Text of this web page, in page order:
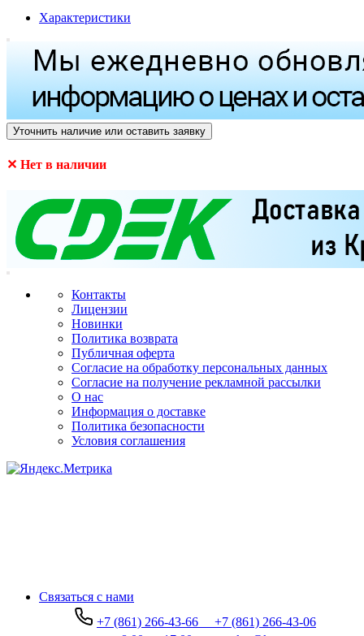
Характеристики
Уточнить наличие или оставить заявку
✕ Нет в наличии
Контакты
Лицензии
Новинки
Политика возврата
Публичная оферта
Согласие на обработку персональных данных
Согласие на получение рекламной рассылки
О нас
Информация о доставке
Политика безопасности
Условия соглашения
Связаться с нами
+7 (861) 266-43-66
+7 (861) 266-43-06